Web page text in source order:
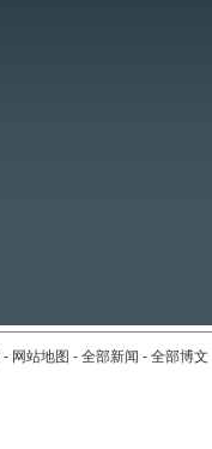
- 网站地图 - 全部新闻 - 全部博文